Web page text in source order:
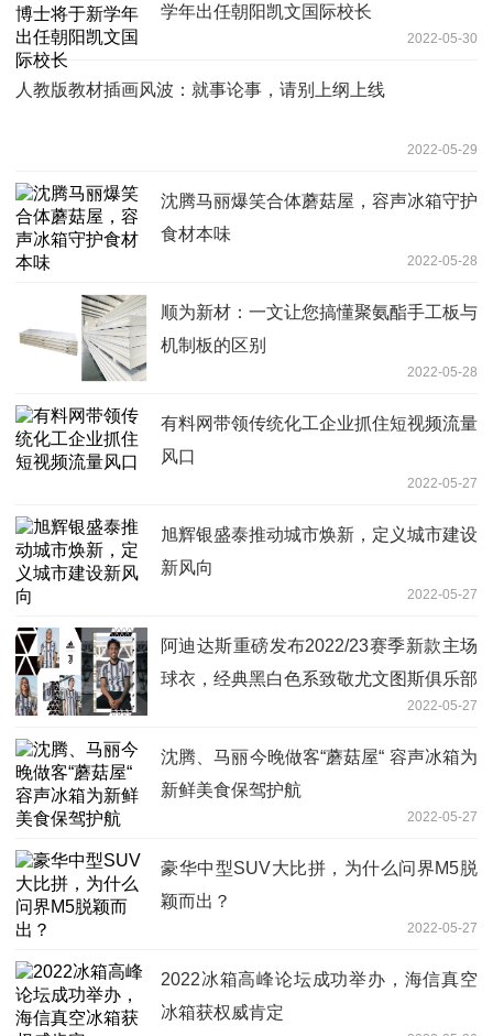
学年出任朝阳凯文国际校长
2022-05-30
人教版教材插画风波：就事论事，请别上纲上线
2022-05-29
沈腾马丽爆笑合体蘑菇屋，容声冰箱守护
食材本味
2022-05-28
顺为新材：一文让您搞懂聚氨酯手工板与
机制板的区别
2022-05-28
有料网带领传统化工企业抓住短视频流量
风口
2022-05-27
旭辉银盛泰推动城市焕新，定义城市建设
新风向
2022-05-27
阿迪达斯重磅发布2022/23赛季新款主场
球衣，经典黑白色系致敬尤文图斯俱乐部
2022-05-27
沈腾、马丽今晚做客“蘑菇屋“ 容声冰箱为
新鲜美食保驾护航
2022-05-27
豪华中型SUV大比拼，为什么问界M5脱
颖而出？
2022-05-27
2022冰箱高峰论坛成功举办，海信真空
冰箱获权威肯定